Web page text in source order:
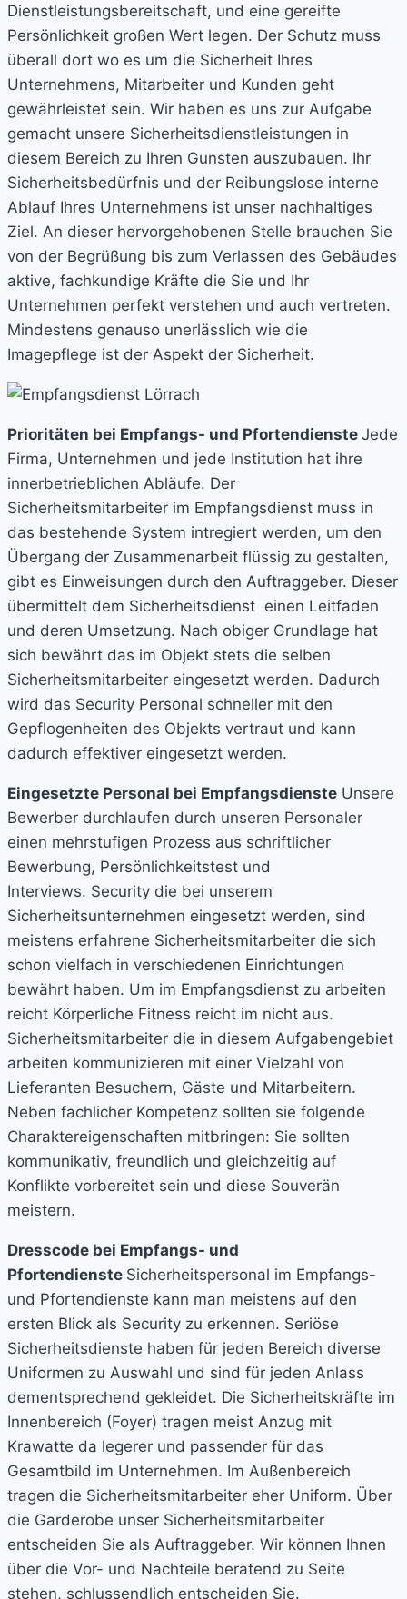
Dienstleistungsbereitschaft, und eine gereifte
Persönlichkeit großen Wert legen. Der Schutz muss
überall dort wo es um die Sicherheit Ihres
Unternehmens, Mitarbeiter und Kunden geht
gewährleistet sein. Wir haben es uns zur Aufgabe
gemacht unsere Sicherheitsdienstleistungen in
diesem Bereich zu Ihren Gunsten auszubauen. Ihr
Sicherheitsbedürfnis und der Reibungslose interne
Ablauf Ihres Unternehmens ist unser nachhaltiges
Ziel. An dieser hervorgehobenen Stelle brauchen Sie
von der Begrüßung bis zum Verlassen des Gebäudes
aktive, fachkundige Kräfte die Sie und Ihr
Unternehmen perfekt verstehen und auch vertreten.
Mindestens genauso unerlässlich wie die
Imagepflege ist der Aspekt der Sicherheit.
Prioritäten bei Empfangs- und Pfortendienste Jede
Firma, Unternehmen und jede Institution hat ihre
innerbetrieblichen Abläufe. Der
Sicherheitsmitarbeiter im Empfangsdienst muss in
das bestehende System intregiert werden, um den
Übergang der Zusammenarbeit flüssig zu gestalten,
gibt es Einweisungen durch den Auftraggeber. Dieser
übermittelt dem Sicherheitsdienst einen Leitfaden
und deren Umsetzung. Nach obiger Grundlage hat
sich bewährt das im Objekt stets die selben
Sicherheitsmitarbeiter eingesetzt werden. Dadurch
wird das Security Personal schneller mit den
Gepflogenheiten des Objekts vertraut und kann
dadurch effektiver eingesetzt werden.
Eingesetzte Personal bei Empfangsdienste Unsere
Bewerber durchlaufen durch unseren Personaler
einen mehrstufigen Prozess aus schriftlicher
Bewerbung, Persönlichkeitstest und
Interviews. Security die bei unserem
Sicherheitsunternehmen eingesetzt werden, sind
meistens erfahrene Sicherheitsmitarbeiter die sich
schon vielfach in verschiedenen Einrichtungen
bewährt haben. Um im Empfangsdienst zu arbeiten
reicht Körperliche Fitness reicht im nicht aus.
Sicherheitsmitarbeiter die in diesem Aufgabengebiet
arbeiten kommunizieren mit einer Vielzahl von
Lieferanten Besuchern, Gäste und Mitarbeitern.
Neben fachlicher Kompetenz sollten sie folgende
Charaktereigenschaften mitbringen: Sie sollten
kommunikativ, freundlich und gleichzeitig auf
Konflikte vorbereitet sein und diese Souverän
meistern.
Dresscode bei Empfangs- und
Pfortendienste Sicherheitspersonal im Empfangs-
und Pfortendienste kann man meistens auf den
ersten Blick als Security zu erkennen. Seriöse
Sicherheitsdienste haben für jeden Bereich diverse
Uniformen zu Auswahl und sind für jeden Anlass
dementsprechend gekleidet. Die Sicherheitskräfte im
Innenbereich (Foyer) tragen meist Anzug mit
Krawatte da legerer und passender für das
Gesamtbild im Unternehmen. Im Außenbereich
tragen die Sicherheitsmitarbeiter eher Uniform. Über
die Garderobe unser Sicherheitsmitarbeiter
entscheiden Sie als Auftraggeber. Wir können Ihnen
über die Vor- und Nachteile beratend zu Seite
stehen, schlussendlich entscheiden Sie.